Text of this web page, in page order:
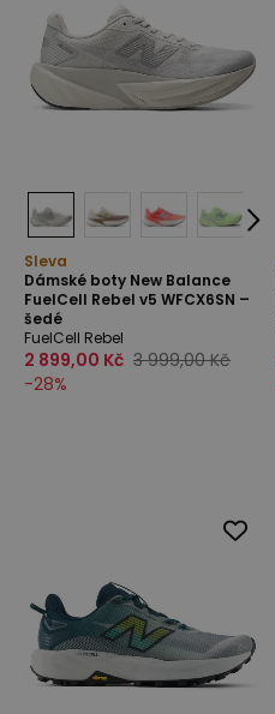
Sleva
Dámské boty New Balance
FuelCell Rebel v5 WFCX6SN –
šedé
FuelCell Rebel
2 899,00 Kč 3 999,00 Kč
-28%